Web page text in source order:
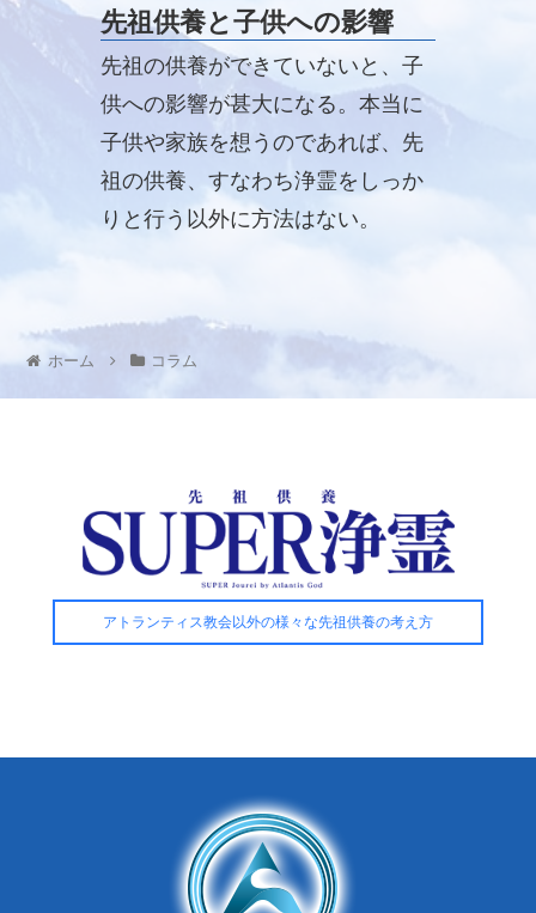
先祖供養と子供への影響
先祖の供養ができていないと、子
供への影響が甚大になる。本当に
子供や家族を想うのであれば、先
祖の供養、すなわち浄霊をしっか
りと行う以外に方法はない。
ホーム コラム
アトランティス教会以外の様々な先祖供養の考え方